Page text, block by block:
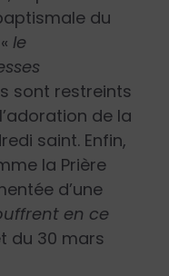
du
le
sont restreints
de la
saint. Enfin,
la Prière
d’une
en ce
du 30 mars